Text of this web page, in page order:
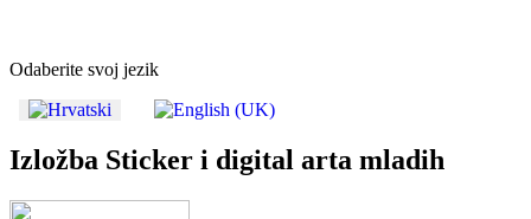
Odaberite svoj jezik
Izložba Sticker i digital arta mladih